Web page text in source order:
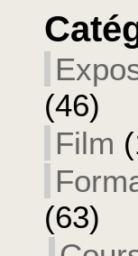
(46)
Film
(63)